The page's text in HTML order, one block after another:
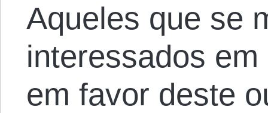
Aqueles que se
interessados
em favor deste